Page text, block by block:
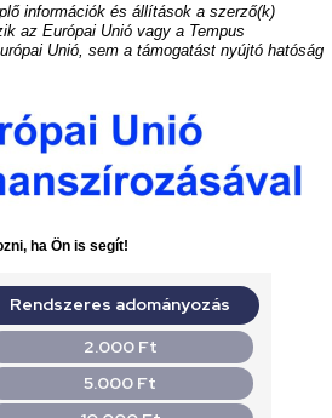
információk és állítások a szerző(k)
az Európai Unió vagy a Tempus
Unió, sem a támogatást nyújtó hatóság
ha Ön is segít!